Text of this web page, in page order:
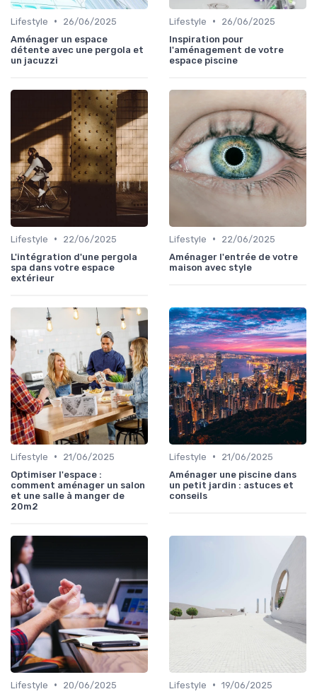
Lifestyle •
26/06/2025
Aménager un espace
détente avec une pergola et
un jacuzzi
Lifestyle •
26/06/2025
Inspiration pour
l'aménagement de votre
espace piscine
Lifestyle •
22/06/2025
L'intégration d'une pergola
spa dans votre espace
extérieur
Lifestyle •
22/06/2025
Aménager l'entrée de votre
maison avec style
Lifestyle •
21/06/2025
Optimiser l'espace :
comment aménager un salon
et une salle à manger de
20m2
Lifestyle •
21/06/2025
Aménager une piscine dans
un petit jardin : astuces et
conseils
Lifestyle •
20/06/2025
Lifestyle • 19/06/2025